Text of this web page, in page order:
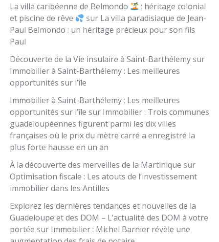
La villa caribéenne de Belmondo
: héritage colonial
et piscine de rêve
sur La villa paradisiaque de Jean-
Paul Belmondo : un héritage précieux pour son fils
Paul
Découverte de la Vie insulaire à Saint-Barthélemysur
Immobilier à Saint-Barthélemy : Les meilleures
opportunités sur l’île
Immobilier à Saint-Barthélemy : Les meilleures
opportunités sur l’île sur Immobilier : Trois communes
guadeloupéennes figurent parmi les dix villes
françaises où le prix du mètre carré a enregistré la
plus forte hausse en un an
À la découverte des merveilles de la Martinique sur
Optimisation fiscale : Les atouts de l’investissement
immobilier dans les Antilles
Explorez les dernières tendances et nouvelles de la
Guadeloupe et des DOM – L’actualité des DOM à votre
portée sur Immobilier : Michel Barnier révèle une